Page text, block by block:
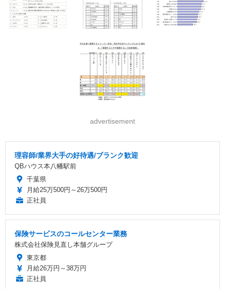
advertisement
理容師/業界大手の好待遇/ブランク歓迎
QBハウス本八幡駅前
千葉県
月給25万500円～26万500円
正社員
保険サービスのコールセンター業務
株式会社保険見直し本舗グループ
東京都
月給26万円～38万円
正社員